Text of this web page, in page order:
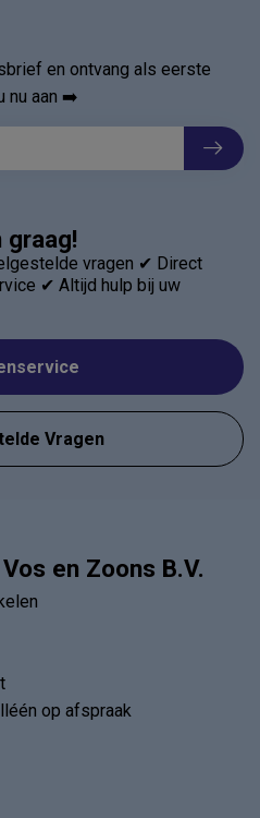
graag!
vragen ✔ Direct
✔ Altijd hulp bij uw
Vragen
en ontvang als eerste
nu aan ➡️
en Zoons B.V.
op afspraak